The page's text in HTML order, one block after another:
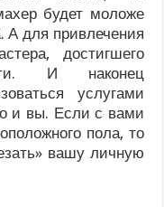
будет моложе
А для привлечения
достигшего
И наконец
услугами
и вы. Если с вами
пола, то
вашу личную